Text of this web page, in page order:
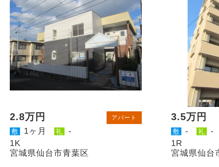
2.8万円 アパート
敷 1ヶ月 礼
-
1K
宮城県仙台市青葉区
3.5万円
敷 - 礼
-
1R
宮城県仙台